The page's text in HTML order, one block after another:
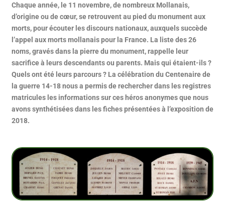
Chaque année, le 11 novembre, de nombreux Mollanais,
d’origine ou de cœur, se retrouvent au pied du monument aux
morts, pour écouter les discours nationaux, auxquels succède
l’appel aux morts mollanais pour la France. La liste des 26
noms, gravés dans la pierre du monument, rappelle leur
sacrifice à leurs descendants ou parents. Mais qui étaient-ils ?
Quels ont été leurs parcours ? La célébration du Centenaire de
la guerre 14-18 nous a permis de rechercher dans les registres
matricules les informations sur ces héros anonymes que nous
avons synthétisées dans les fiches présentées à l’exposition de
2018.